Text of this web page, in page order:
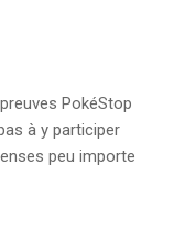
PokéStop
à y participer
peu importe